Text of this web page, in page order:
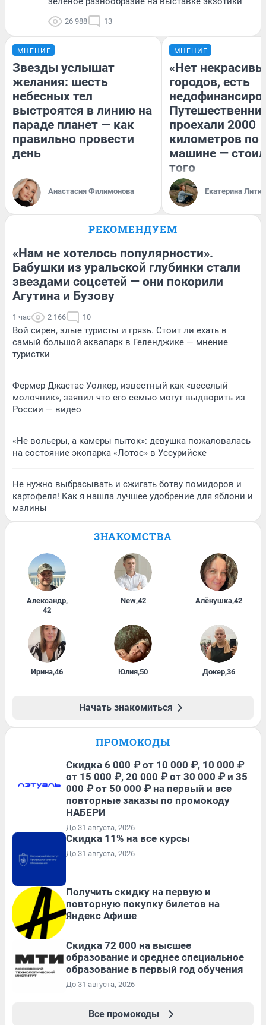
26 988 13
МНЕНИЕ
Звезды услышат
желания: шесть
небесных тел
выстроятся в линию на
параде планет — как
правильно провести
день
Анастасия Филимонова
МНЕНИЕ
«Нет
городов, есть
проехали 2000
километров по
машине —
того
Екатерина
РЕКОМЕНДУЕМ
«Нам не хотелось популярности».
Бабушки из уральской глубинки стали
звездами соцсетей — они покорили
Агутина и Бузову
1 час 2 166 10
Вой сирен, злые туристы и грязь. Стоит ли ехать в
самый большой аквапарк в Геленджике — мнение
туристки
Фермер Джастас Уолкер, известный как «веселый
молочник», заявил что его семью могут выдворить из
России — видео
«Не вольеры, а камеры пыток»: девушка пожаловалась
на состояние экопарка «Лотос» в Уссурийске
Не нужно выбрасывать и сжигать ботву помидоров и
картофеля! Как я нашла лучшее удобрение для яблони и
малины
ЗНАКОМСТВА
Александр,
42
New,42 Алёнушка,42
Ирина,46 Юлия,50 Докер,36
Начать знакомиться
ПРОМОКОДЫ
Скидка 6 000 ₽ от 10 000 ₽, 10 000 ₽
от 15 000 ₽, 20 000 ₽ от 30 000 ₽ и 35
000 ₽ от 50 000 ₽ на первый и все
повторные заказы по промокоду
НАБЕРИ
До 31 августа, 2026
Скидка 11% на все курсы
До 31 августа, 2026
Получить скидку на первую и
повторную покупку билетов на
Яндекс Афише
Скидка 72 000 на высшее
образование и среднее специальное
образование в первый год обучения
До 31 августа, 2026
Все промокоды